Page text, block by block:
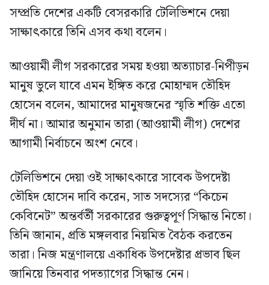
সম্প্রতি দেশের একটি বেসরকারি টেলিভিশনে দেয়া
সাক্ষাৎকারে তিনি এসব কথা বলেন।
আওয়ামী লীগ সরকারের সময় হওয়া অত্যাচার-নিপীড়ন
মানুষ ভুলে যাবে এমন ইঙ্গিত করে মোহাম্মদ তৌহিদ
হোসেন বলেন, আমাদের মানুষজনের স্মৃতি শক্তি এতো
দীর্ঘ না। আমার অনুমান তারা (আওয়ামী লীগ) দেশের
আগামী নির্বাচনে অংশ নেবে।
টেলিভিশনে দেয়া ওই সাক্ষাৎকারে সাবেক উপদেষ্টা
তৌহিদ হোসেন দাবি করেন, সাত সদস্যের “কিচেন
কেবিনেট” অন্তর্বর্তী সরকারের গুরুত্বপূর্ণ সিদ্ধান্ত নিতো।
তিনি জানান, প্রতি মঙ্গলবার নিয়মিত বৈঠক করতেন
তারা। নিজ মন্ত্রণালয়ে একাধিক উপদেষ্টার প্রভাব ছিল
জানিয়ে তিনবার পদত্যাগের সিদ্ধান্ত নেন।